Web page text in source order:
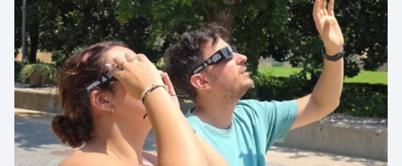
Un estudio propone mejorar el uso de la IA
en el mundo sanitario